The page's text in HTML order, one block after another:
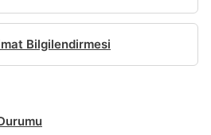
Bilgilendirmesi